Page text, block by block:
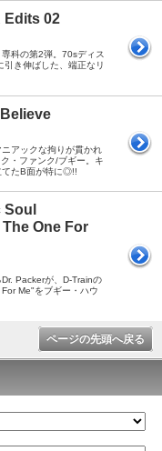
Edits 02
科の第2弾。70sディス
引き伸ばした、端正なリ
アックな拘りが貫かれ
・ファンク/ブギー。キ
てたB面が特に◎!!
One For
Packerが、D-Trainの
Me"をブギー・ハウ
ページの先頭へ戻る